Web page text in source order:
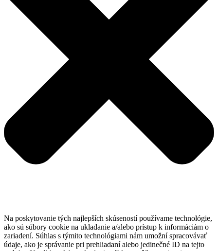
Na poskytovanie tých najlepších skúseností používame technológie,
ako sú súbory cookie na ukladanie a/alebo prístup k informáciám o
zariadení. Súhlas s týmito technológiami nám umožní spracovávať
údaje, ako je správanie pri prehliadaní alebo jedinečné ID na tejto